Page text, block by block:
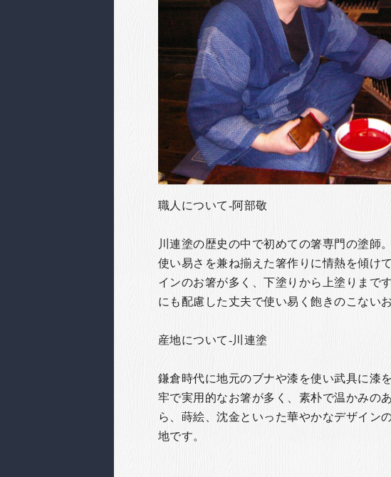
職人について-阿部敬
川連塗の歴史の中で初めての箸専門の塗師
使い易さを兼ね揃えた箸作りに情熱を傾け
インのお箸が多く、下塗りから上塗りまで
にも配慮した丈夫で使い易く飽きのこない
産地について-川連塗
鎌倉時代に地元のブナや漆を使い武具に漆
牢で実用的なお箸が多く、素朴で温かみの
ら、蒔絵、沈金といった華やかなデザイン
地です。